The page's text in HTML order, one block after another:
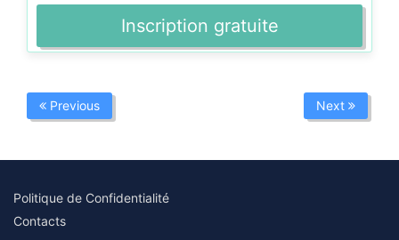
Inscription gratuite
Previous Next
Politique de Confidentialité
Contacts